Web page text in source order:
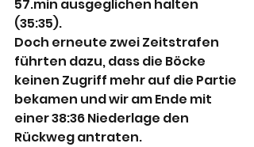
57.min ausgeglichen halten
(35:35).
Doch erneute zwei Zeitstrafen
führten dazu, dass die Böcke
keinen Zugriff mehr auf die Partie
bekamen und wir am Ende mit
einer 38:36 Niederlage den
Rückweg antraten.